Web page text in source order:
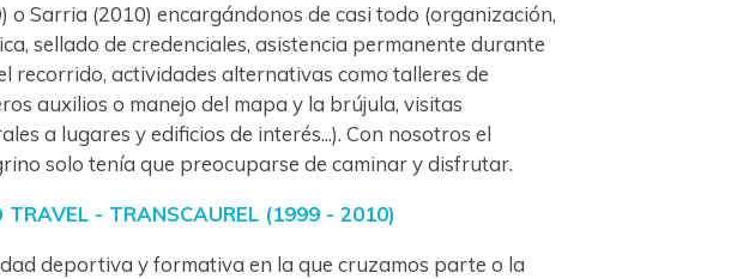
o Sarria (2010) encargándonos de casi todo (organización,
sellado de credenciales, asistencia permanente durante
recorrido, actividades alternativas como talleres de
auxilios o manejo del mapa y la brújula, visitas
a lugares y edificios de interés...). Con nosotros el
solo tenía que preocuparse de caminar y disfrutar.
TRAVEL - TRANSCAUREL (1999 - 2010)
deportiva y formativa en la que cruzamos parte o la